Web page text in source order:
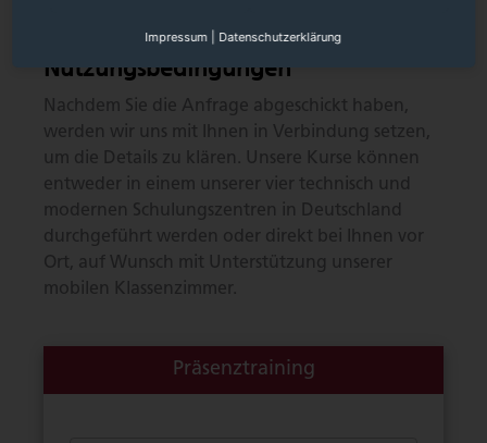
Nutzungsbedingungen
Nachdem Sie die Anfrage abgeschickt haben,
werden wir uns mit Ihnen in Verbindung setzen,
um die Details zu klären. Unsere Kurse können
entweder in einem unserer vier technisch und
modernen Schulungszentren in Deutschland
durchgeführt werden oder direkt bei Ihnen vor
Ort, auf Wunsch mit Unterstützung unserer
mobilen Klassenzimmer.
Präsenztraining
Impressum Datenschutzerklärung